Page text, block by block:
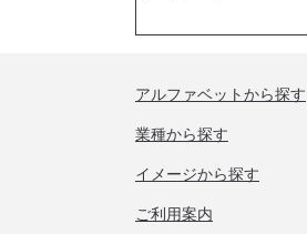
アルファベットから探す
業種から探す
イメージから探す
ご利用案内